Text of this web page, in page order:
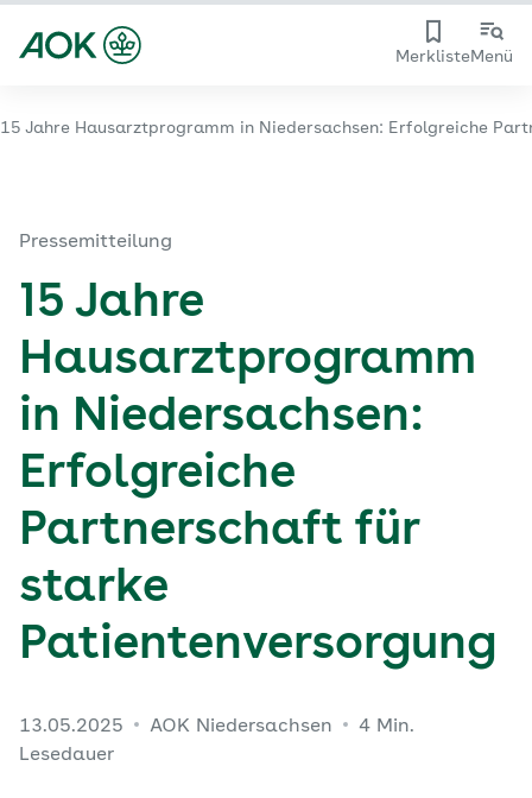
MerklisteMenü
15 Jahre Hausarztprogramm in Niedersachsen: Erfolgreiche
Pressemitteilung
15 Jahre
Hausarztprogramm
in Niedersachsen:
Erfolgreiche
Partnerschaft für
starke
Patientenversorgung
13.05.2025 AOK Niedersachsen
4 Min.
Lesedauer